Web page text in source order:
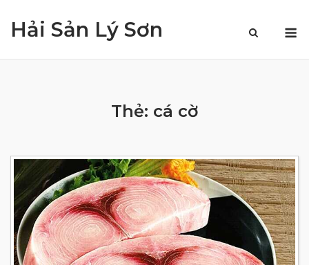
Hải Sản Lý Sơn
Thẻ: cá cờ